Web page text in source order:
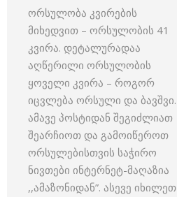
ორსულობა კვირების
მიხედვით – ორსულობის 41
კვირა. დეტალურადაა
აღწერილი ორსულობის
ყოველი კვირა – როგორ
იცვლება ორსული და ბავშვი.
ამავე პოსტიდან შეგიძლიათ
შეარჩიოთ და გამოიწეროთ
ორსულებისთვის საჭირო
ნივთები ინტერნეტ-მაღაზია
,,ამაზონიდან”. ასევე იხილეთ